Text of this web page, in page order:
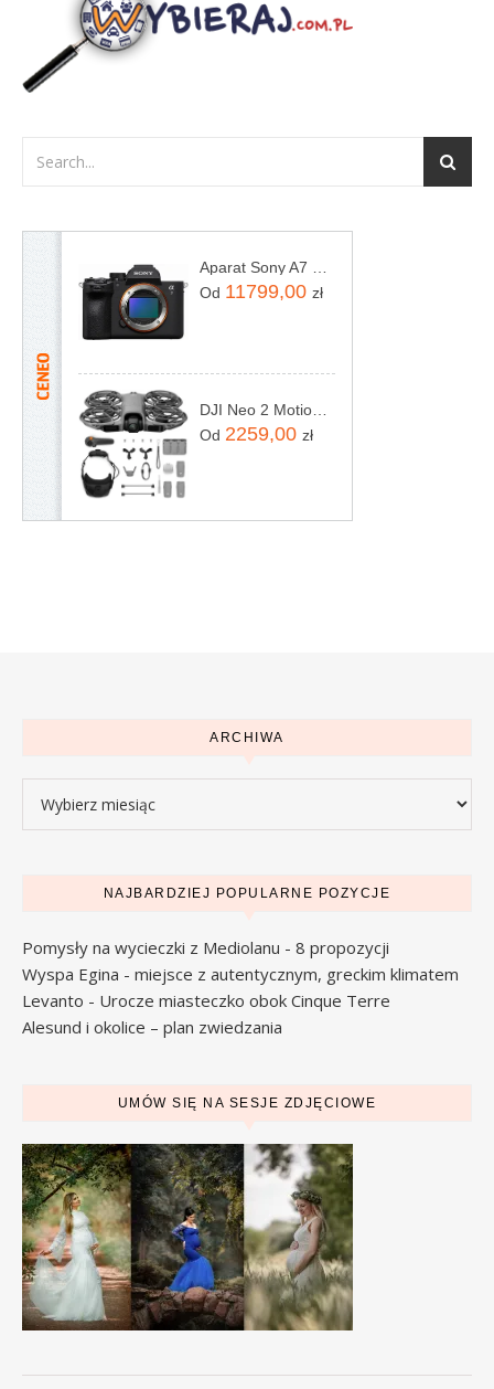
Od 11799,00 zł
Od 2259,00 zł
ARCHIWA
NAJBARDZIEJ POPULARNE POZYCJE
Pomysły na wycieczki z Mediolanu - 8 propozycji
Wyspa Egina - miejsce z autentycznym, greckim klimatem
Levanto - Urocze miasteczko obok Cinque Terre
Alesund i okolice – plan zwiedzania
UMÓW SIĘ NA SESJE ZDJĘCIOWE